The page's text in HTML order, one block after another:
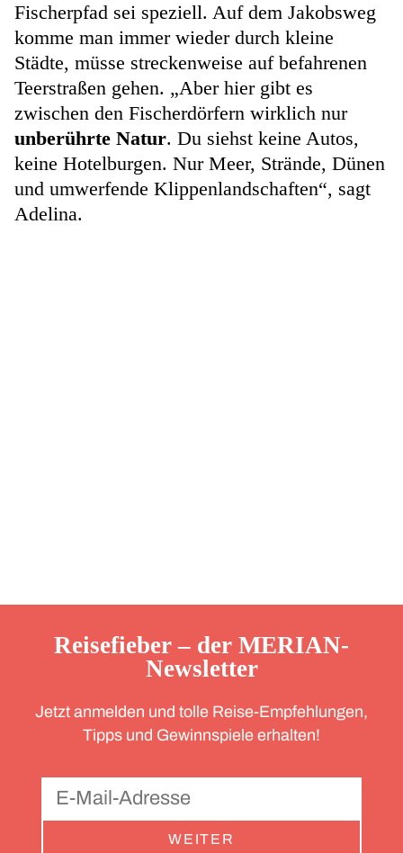
Fischerpfad sei speziell. Auf dem Jakobsweg
komme man immer wieder durch kleine
Städte, müsse streckenweise auf befahrenen
Teerstraßen gehen. „Aber hier gibt es
zwischen den Fischerdörfern wirklich nur
unberührte Natur. Du siehst keine Autos,
keine Hotelburgen. Nur Meer, Strände, Dünen
und umwerfende Klippenlandschaften“, sagt
Adelina.
Reisefieber – der MERIAN-
Newsletter
Jetzt anmelden und tolle Reise-Empfehlungen,
Tipps und Gewinnspiele erhalten!
WEITER